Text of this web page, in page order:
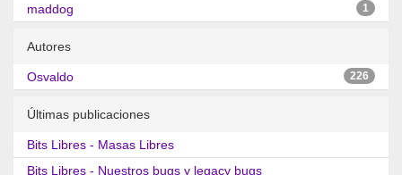
maddog 1
Autores
Osvaldo 226
Últimas publicaciones
Bits Libres - Masas Libres
Bits Libres - Nuestros bugs y legacy bugs